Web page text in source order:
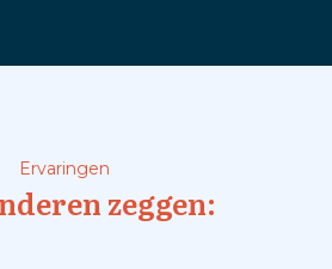
Ervaringen
zeggen: